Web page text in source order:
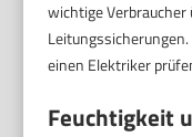
wichtige
einen Elektriker
Feuchtigkeit